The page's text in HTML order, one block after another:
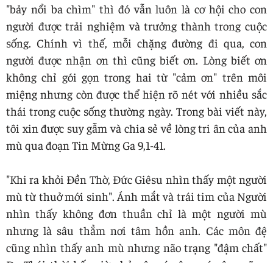
"bảy nổi ba chìm" thì đó vẫn luôn là cơ hội cho con
người được trải nghiệm và trưởng thành trong cuộc
sống. Chính vì thế, mỗi chặng đường đi qua, con
người được nhận ơn thì cũng biết ơn. Lòng biết ơn
không chỉ gói gọn trong hai từ "cảm ơn" trên môi
miệng nhưng còn được thể hiện rõ nét với nhiều sắc
thái trong cuộc sống thường ngày. Trong bài viết này,
tôi xin được suy gẫm và chia sẻ về lòng tri ân của anh
mù qua đoạn Tin Mừng Ga 9,1-41.
"Khi ra khỏi Đền Thờ, Đức Giêsu nhìn thấy một người
mù từ thuở mới sinh". Ánh mắt và trái tim của Người
nhìn thấy không đơn thuần chỉ là một người mù
nhưng là sâu thẳm nơi tâm hồn anh. Các môn đệ
cũng nhìn thấy anh mù nhưng não trạng "đậm chất"